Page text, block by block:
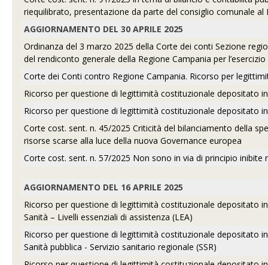
riequilibrato, presentazione da parte del consiglio comunale al
AGGIORNAMENTO DEL 30 APRILE 2025
Ordinanza del 3 marzo 2025 della Corte dei conti Sezione
del rendiconto generale della Regione Campania per l’esercizio
Corte dei Conti contro Regione Campania. Ricorso per
Ricorso per questione di legittimità costituzionale depositato
Ricorso per questione di legittimità costituzionale depositato
Corte cost. sent. n. 45/2025 Criticità del bilanciamento della
risorse scarse alla luce della nuova Governance europea
Corte cost. sent. n. 57/2025 Non sono in via di principio
AGGIORNAMENTO DEL 16 APRILE 2025
Ricorso per questione di legittimità costituzionale depositato
Sanità – Livelli essenziali di assistenza (LEA)
Ricorso per questione di legittimità costituzionale depositato
Sanità pubblica - Servizio sanitario regionale (SSR)